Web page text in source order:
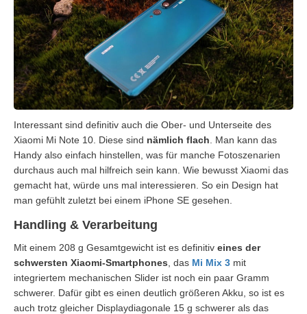
Interessant sind definitiv auch die Ober- und Unterseite des
Xiaomi Mi Note 10. Diese sind nämlich flach . Man kann das
Handy also einfach hinstellen, was für manche Fotoszenarien
durchaus auch mal hilfreich sein kann. Wie bewusst Xiaomi das
gemacht hat, würde uns mal interessieren. So ein Design hat
man gefühlt zuletzt bei einem iPhone SE gesehen.
Handling & Verarbeitung
Mit einem 208 g Gesamtgewicht ist es definitiv eines der
schwersten Xiaomi-Smartphones , das Mi Mix 3 mit
integriertem mechanischen Slider ist noch ein paar Gramm
schwerer. Dafür gibt es einen deutlich größeren Akku, so ist es
auch trotz gleicher Displaydiagonale 15 g schwerer als das